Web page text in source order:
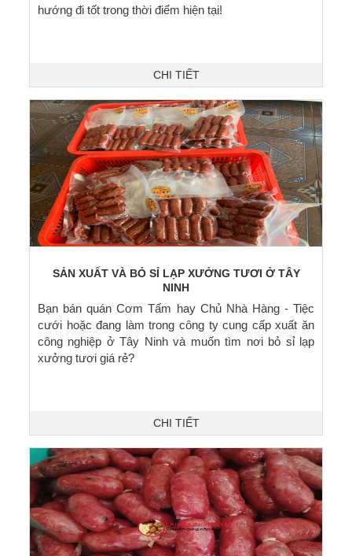
hướng đi tốt trong thời điểm hiện tại!
CHI TIẾT
SẢN XUẤT VÀ BỎ SỈ LẠP XƯỞNG TƯƠI Ở TÂY
NINH
Bạn bán quán Cơm Tấm hay Chủ Nhà Hàng - Tiệc
cưới hoặc đang làm trong công ty cung cấp xuất ăn
công nghiệp ở Tây Ninh và muốn tìm nơi bỏ sỉ lạp
xưởng tươi giá rẻ?
CHI TIẾT